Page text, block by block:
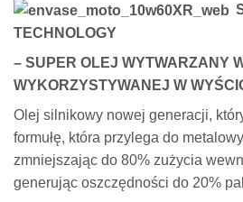
TECHNOLOGY
– SUPER OLEJ WYTWARZANY
WYKORZYSTYWANEJ W
Olej silnikowy nowej generacji,
formułę, która przylega do
zmniejszając do 80% zużycia
generując oszczędności do 20%